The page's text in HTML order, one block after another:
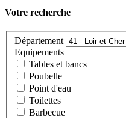
Votre recherche
Département
Equipements
Tables et bancs
Poubelle
Point d'eau
Toilettes
Barbecue